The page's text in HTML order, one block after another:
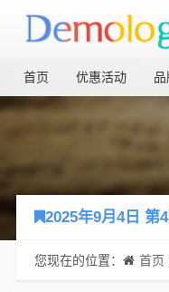
首页 优惠活动
2025年9月4日 第
您现在的位置： 首页